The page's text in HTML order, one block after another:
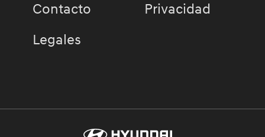
Contacto
Privacidad
Legales